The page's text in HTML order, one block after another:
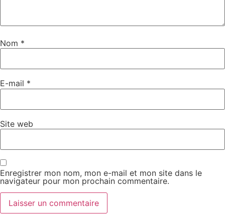
Nom *
E-mail *
Site web
Enregistrer mon nom, mon e-mail et mon site dans le
navigateur pour mon prochain commentaire.